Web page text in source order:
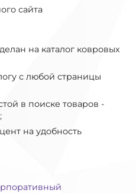
сайта
на каталог ковровых
с любой страницы
в поиске товаров -
на удобность